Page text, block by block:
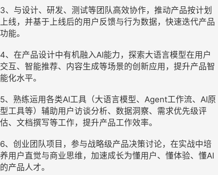
3、与设计、研发、测试等团队高效协作，推动产品按计划
上线，并基于上线后的用户反馈与行为数据，快速迭代产品
功能。
4、在产品设计中有机融入AI能力，探索大语言模型在用户
交互、智能推荐、内容生成等场景的创新应用，提升产品智
能化水平。
5、熟练运用各类AI工具（大语言模型、Agent工作流、AI原
型工具等）辅助用户访谈分析、数据洞察、需求优先级评
估、文档撰写等工作，提升产品工作效率。
6、创业团队项目，参与战略级产品决策讨论，在实战中培
养用户直觉与商业思维，加速成长为懂用户、懂体验、懂AI
的产品人才。